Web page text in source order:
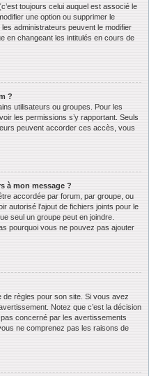
toujours celui auquel est associé le
une option ou supprimer le
administrateurs peuvent le modifier
en changeant les intitulés en cours de
?
utilisateurs ou groupes. Pour les
les permissions s’y rapportant. Seuls
peuvent accorder ces accès, vous
à mon message ?
accordée par forum, par groupe, ou
autorisé l’ajout de fichiers joints pour le
seul un groupe peut en joindre.
pourquoi vous ne pouvez pas ajouter
règles pour son site. Si vous avez
Notez que c’est la décision
pas concerné par les avertissements
ne comprenez pas les raisons de